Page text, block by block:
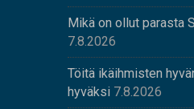
Mikä on ollut parasta
7.8.2026
Töitä ikäihmisten
hyväksi 7.8.2026